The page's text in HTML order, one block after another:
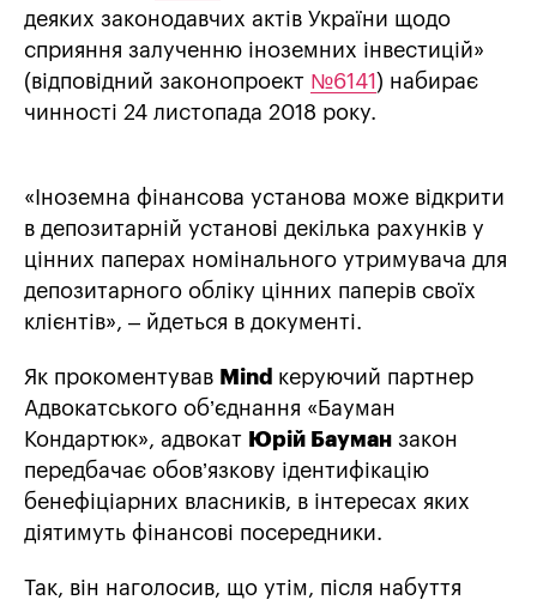
деяких законодавчих актів України щодо
сприяння залученню іноземних інвестицій»
(відповідний законопроект №6141 ) набирає
чинності 24 листопада 2018 року.
«Іноземна фінансова установа може відкрити
в депозитарній установі декілька рахунків у
цінних паперах номінального утримувача для
депозитарного обліку цінних паперів своїх
клієнтів», – йдеться в документі.
Як прокоментував Mind керуючий партнер
Адвокатського об’єднання «Бауман
Кондартюк», адвокат Юрій Бауман закон
передбачає обов’язкову ідентифікацію
бенефіціарних власників, в інтересах яких
діятимуть фінансові посередники.
Так, він наголосив, що утім, після набуття